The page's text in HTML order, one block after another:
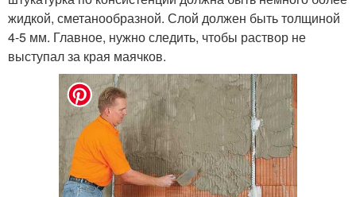
жидкой, сметанообразной. Слой должен быть толщиной
4-5 мм. Главное, нужно следить, чтобы раствор не
выступал за края маячков.